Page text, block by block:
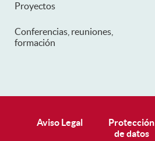
Proyectos
Conferencias, reuniones,
formación
Pie de página
Aviso Legal
Protección
de datos